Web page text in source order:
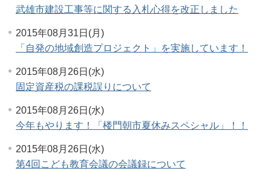
武雄市建設工事等に関する入札心得を改正しました
2015年08月31日(月)
「自発の地域創造プロジェクト」を実施しています！
2015年08月26日(水)
固定資産税の課税誤りについて
2015年08月26日(水)
今年もやります！「楼門朝市夏休みスペシャル」！！
2015年08月26日(水)
第4回こども教育会議の会議録について